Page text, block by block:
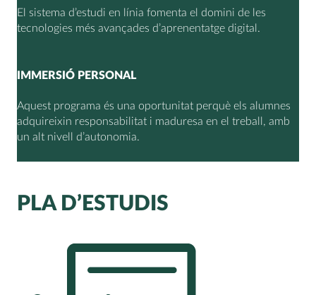
El sistema d’estudi en línia fomenta el domini de les
tecnologies més avançades d’aprenentatge digital.
IMMERSIÓ PERSONAL
Aquest programa és una oportunitat perquè els alumnes
adquireixin responsabilitat i maduresa en el treball, amb
un alt nivell d’autonomia.
PLA D’ESTUDIS